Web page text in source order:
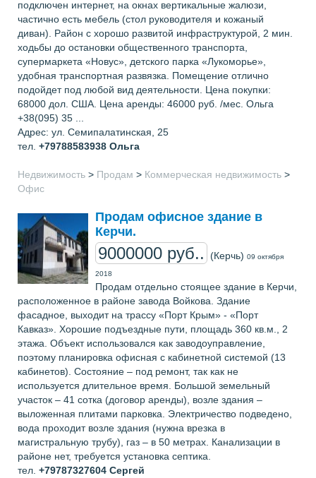
подключен интернет, на окнах вертикальные жалюзи,
частично есть мебель (стол руководителя и кожаный
диван). Район с хорошо развитой инфраструктурой, 2 мин.
ходьбы до остановки общественного транспорта,
супермаркета «Новус», детского парка «Лукоморье»,
удобная транспортная развязка. Помещение отлично
подойдет под любой вид деятельности. Цена покупки:
68000 дол. США. Цена аренды: 46000 руб. /мес. Ольга
+38(095) 35 ...
Адрес: ул. Семипалатинская, 25
тел. +79788583938 Ольга
Недвижимость > Продам > Коммерческая недвижимость >
Офис
Продам офисное здание в
Керчи.
9000000 руб.. (Керчь) 09 октября
2018
Продам отдельно стоящее здание в Керчи,
расположенное в районе завода Войкова. Здание
фасадное, выходит на трассу «Порт Крым» - «Порт
Кавказ». Хорошие подъездные пути, площадь 360 кв.м., 2
этажа. Объект использовался как заводоуправление,
поэтому планировка офисная с кабинетной системой (13
кабинетов). Состояние – под ремонт, так как не
используется длительное время. Большой земельный
участок – 41 сотка (договор аренды), возле здания –
выложенная плитами парковка. Электричество подведено,
вода проходит возле здания (нужна врезка в
магистральную трубу), газ – в 50 метрах. Канализации в
районе нет, требуется установка септика.
тел. +79787327604 Сергей